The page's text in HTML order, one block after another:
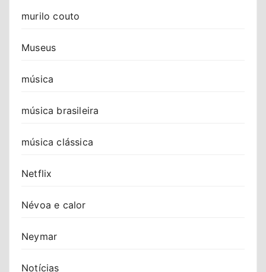
murilo couto
Museus
música
música brasileira
música clássica
Netflix
Névoa e calor
Neymar
Notícias